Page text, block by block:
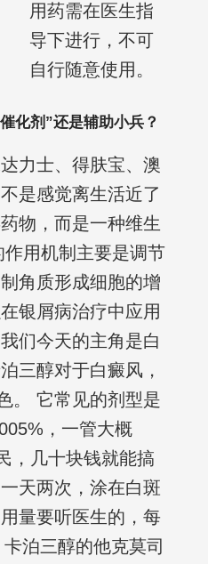
用药需在医生指
导下进行，不可
自行随意使用。
化剂”还是辅助小兵？
力士、得肤宝、澳
是感觉离生活近了
物，而是一种维生
用机制主要是调节
角质形成细胞的增
银屑病治疗中应用
们今天的主角是白
三醇对于白癜风，
。 它常见的剂型是
，一管大概
，几十块钱就能搞
天两次，涂在白斑
量要听医生的，每
泊三醇的他克莫司